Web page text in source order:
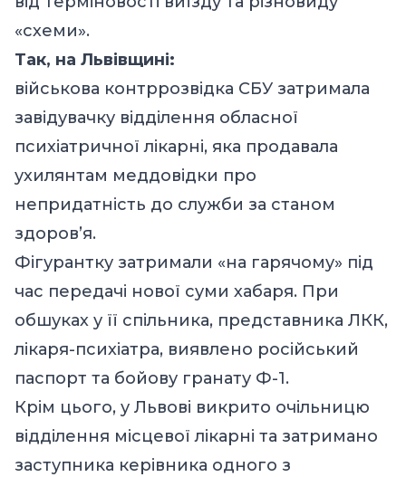
«схеми».
Так, на Львівщині:
військова контррозвідка СБУ затримала
завідувачку відділення обласної
психіатричної лікарні, яка продавала
ухилянтам меддовідки про
непридатність до служби за станом
здоров’я.
Фігурантку затримали «на гарячому» під
час передачі нової суми хабаря. При
обшуках у її спільника, представника ЛКК,
лікаря-психіатра, виявлено російський
паспорт та бойову гранату Ф-1.
Крім цього, у Львові викрито очільницю
відділення місцевої лікарні та затримано
заступника керівника одного з